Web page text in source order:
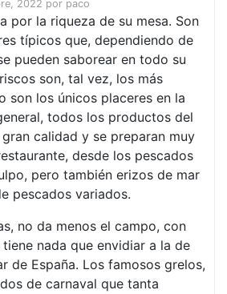
2022 por paco
por la riqueza de su mesa. Son
típicos que, dependiendo de
pueden saborear en todo su
son, tal vez, los más
son los únicos placeres en la
todos los productos del
calidad y se preparan muy
desde los pescados
pero también erizos de mar
pescados variados.
no da menos el campo, con
nada que envidiar a la de
de España. Los famosos grelos,
de carnaval que tanta